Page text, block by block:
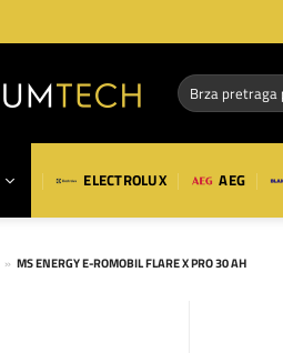
Pretraga
za:
ELECTROLUX AEG
» MS ENERGY E-ROMOBIL FLARE X PRO 30 AH